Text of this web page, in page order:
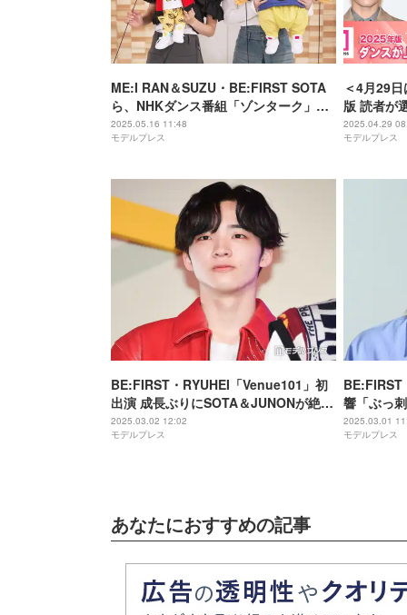
ME:I RAN＆SUZU・BE:FIRST SOTA
ら、NHKダンス番組「ゾンターク」全
国放送に登場
2025.05.16 11:48
モデルプレス
＜4月29
版 読者が
ループメ
ルプレス
2025.04.29
モデルプレス
BE:FIRST・RYUHEI「Venue101」初
出演 成長ぶりにSOTA＆JUNONが絶賛
「ずっと天才」「コミュ力」
2025.03.02 12:02
モデルプレス
BE:FIRST
響「ぶっ
2025.03.01
モデルプレス
あなたにおすすめの記事